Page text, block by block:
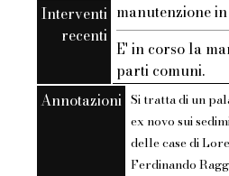
Interventi
recenti
manutenzione
E' in corso la
parti comuni.
Annotazioni Si tratta di un
ex novo sui
delle case di
Ferdinando